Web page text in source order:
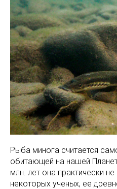
Рыба минога считается
обитающей на нашей
млн. лет она практически
некоторых ученых, ее